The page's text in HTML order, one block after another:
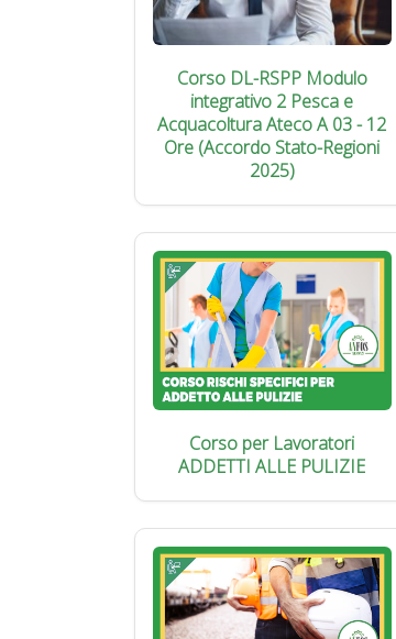
Corso DL-RSPP Modulo
integrativo 2 Pesca e
Acquacoltura Ateco A 03 - 12
Ore (Accordo Stato-Regioni
2025)
Corso per Lavoratori
ADDETTI ALLE PULIZIE